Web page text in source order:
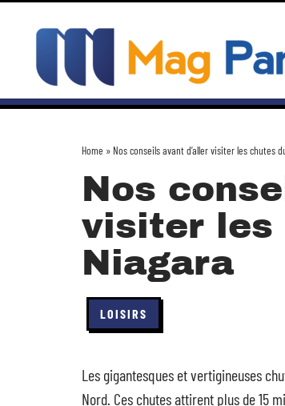
Home » Nos conseils avant d’aller visiter les chutes
Nos
visiter les
Niagara
LOISIRS
Les gigantesques et vertigineuses
Nord. Ces chutes attirent plus de 15